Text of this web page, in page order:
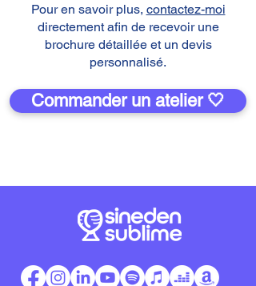
Pour en savoir plus, contactez-moi
directement afin de recevoir une
brochure détaillée et un devis
personnalisé.
Commander un atelier 🤍